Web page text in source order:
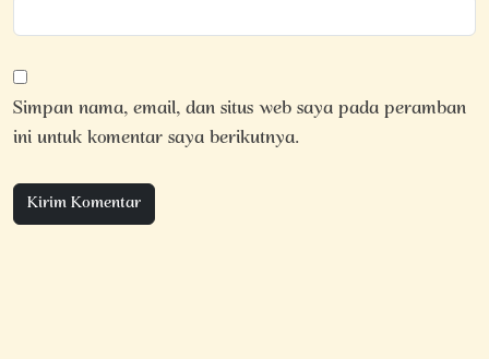
Simpan nama, email, dan situs web saya pada peramban
ini untuk komentar saya berikutnya.